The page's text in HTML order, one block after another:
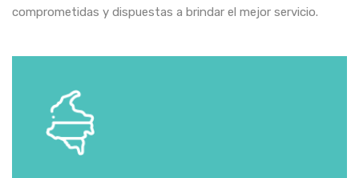
comprometidas y dispuestas a brindar el mejor servicio.